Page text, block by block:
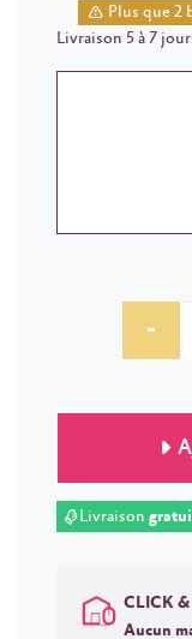
Plus que 2
Livraison 5 à 7
-
Livraison
CLICK &
Aucun